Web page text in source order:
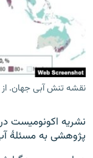
به ما بپیوندید
زبان‌های دیگر
نقشه تنش آبی جهان.
نشریه اکونومیست
پژوهشی به مسئلۀ